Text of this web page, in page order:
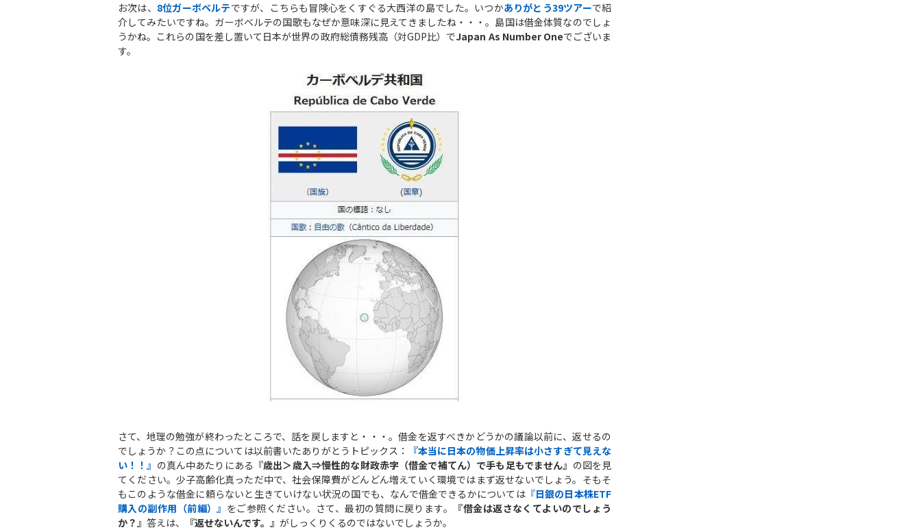
お次は、 8位ガーボベルテですが、こちらも冒険心をくすぐる大西洋の島でした。いつかありがとう39ツアーで紹
介してみたいですね。ガーボベルテの国歌もなぜか意味深に見えてきましたね・・・。島国は借金体質なのでしょ
うかね。これらの国を差し置いて日本が世界の政府総債務残高（対GDP比）でJapan As Number Oneでございま
す。
さて、地理の勉強が終わったところで、話を戻しますと・・・。借金を返すべきかどうかの議論以前に、返せるの
でしょうか？この点については以前書いたありがとうトピックス：
『本当に日本の物価上昇率は小さすぎて見えな
い！！』 の真ん中あたりにある『歳出＞歳入⇒慢性的な財政赤字（借金で補てん）で手も足もでません』 の図を見
てください。少子高齢化真っただ中で、社会保障費がどんどん増えていく環境ではまず返せないでしょう。そもそ
もこのような借金に頼らないと生きていけない状況の国でも、なんで借金できるかについては『日銀の日本株ETF
購入の副作用（前編）』 をご参照ください。さて、最初の質問に戻ります。
『借金は返さなくてよいのでしょう
か？』 答えは、 『返せないんです。』 がしっくりくるのではないでしょうか。